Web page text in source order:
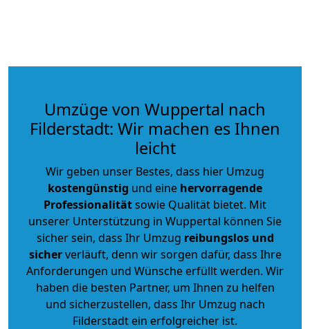
Umzüge von Wuppertal nach
Filderstadt: Wir machen es Ihnen
leicht
Wir geben unser Bestes, dass hier Umzug
kostengünstig und eine hervorragende
Professionalitätsowie Qualität bietet. Mit
unserer Unterstützung in Wuppertal können Sie
sicher sein, dass Ihr Umzug reibungslos und
sicherverläuft, denn wir sorgen dafür, dass Ihre
Anforderungen und Wünsche erfüllt werden. Wir
haben die besten Partner, um Ihnen zu helfen
und sicherzustellen, dass Ihr Umzug nach
Filderstadt ein erfolgreicher ist.